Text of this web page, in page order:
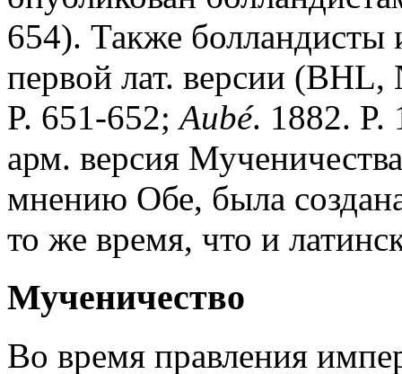
654). Также болландисты
первой лат. версии
P. 651-652;Aubé. 1882. P.
арм. версия
мнению Обе, была
то же время, что и
Мученичество
Во время правления